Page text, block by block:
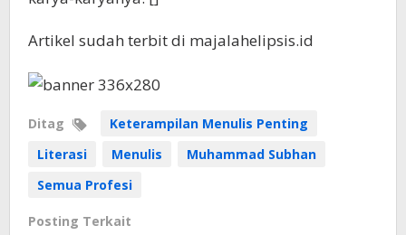
Artikel sudah terbit di majalahelipsis.id
Ditag
Keterampilan Menulis Penting
Literasi
Menulis
Muhammad Subhan
Semua Profesi
Posting Terkait